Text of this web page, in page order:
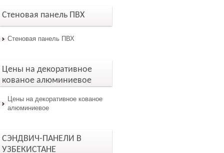
Стеновая панель ПВХ
Стеновая панель ПВХ
Цены на декоративное
кованое алюминиевое
Цены на декоративное кованое
алюминиевое
СЭНДВИЧ-ПАНЕЛИ В
УЗБЕКИСТАНЕ